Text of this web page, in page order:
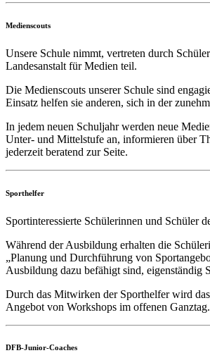
Medienscouts
Unsere Schule nimmt, vertreten durch
Landesanstalt für Medien teil.
Die Medienscouts unserer Schule sind
Einsatz helfen sie anderen, sich in der
In jedem neuen Schuljahr werden neue
Unter- und Mittelstufe an, informieren über
jederzeit beratend zur Seite.
Sporthelfer
Sportinteressierte Schülerinnen und Schüler
Während der Ausbildung erhalten die
„Planung und Durchführung von
Ausbildung dazu befähigt sind, eigenständig
Durch das Mitwirken der Sporthelfer wird
Angebot von Workshops im offenen Ganztag.
DFB-Junior-Coaches